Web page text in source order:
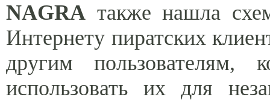
NAGRA также нашла
Интернету пиратских
другим пользователям,
использовать их для